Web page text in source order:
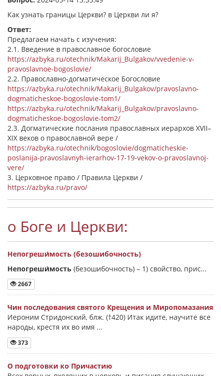
Как узнать границы Церкви? в Церкви ли я?
Ответ:
Предлагаем начать с изучения:
2.1. Введение в православное богословие
https://azbyka.ru/otechnik/Makarij_Bulgakov/vvedenie-v-
pravoslavnoe-bogoslovie/
2.2. Православно-догматическое Богословие
https://azbyka.ru/otechnik/Makarij_Bulgakov/pravoslavno-
dogmaticheskoe-bogoslovie-tom1/
https://azbyka.ru/otechnik/Makarij_Bulgakov/pravoslavno-
dogmaticheskoe-bogoslovie-tom2/
2.3. Догматические послания православных иерархов XVII–
XIX веков о православной вере /
https://azbyka.ru/otechnik/bogoslovie/dogmaticheskie-
poslanija-pravoslavnyh-ierarhov-17-19-vekov-o-pravoslavnoj-
vere/
3. Церковное право / Правила Церкви /
https://azbyka.ru/pravo/
о Боге и Церкви:
Непогреши́мость (безошибочность)
Непогреши́мость (безошибочность) – 1) свойство, прис...
2667
Чин последования святого Крещения и Миропомазания
Иероним Стридонский, блж. (†420) Итак идите, научите все
народы, крестя их во имя ...
373
О подготовки ко Причастию